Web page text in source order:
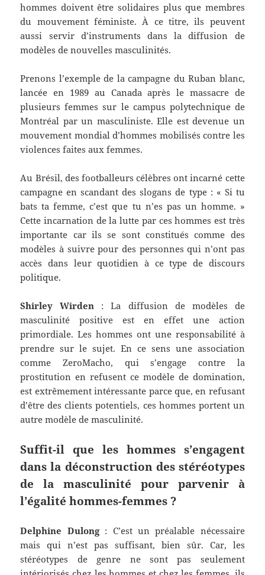
hommes doivent être solidaires plus que membres
du mouvement féministe. À ce titre, ils peuvent
aussi servir d’instruments dans la diffusion de
modèles de nouvelles masculinités.
Prenons l’exemple de la campagne du Ruban blanc,
lancée en 1989 au Canada après le massacre de
plusieurs femmes sur le campus polytechnique de
Montréal par un masculiniste. Elle est devenue un
mouvement mondial d’hommes mobilisés contre les
violences faites aux femmes.
Au Brésil, des footballeurs célèbres ont incarné cette
campagne en scandant des slogans de type : « Si tu
bats ta femme, c’est que tu n’es pas un homme. »
Cette incarnation de la lutte par ces hommes est très
importante car ils se sont constitués comme des
modèles à suivre pour des personnes qui n’ont pas
accès dans leur quotidien à ce type de discours
politique.
Shirley Wirden : La diffusion de modèles de
masculinité positive est en effet une action
primordiale. Les hommes ont une responsabilité à
prendre sur le sujet. En ce sens une association
comme ZeroMacho, qui s’engage contre la
prostitution en refusent ce modèle de domination,
est extrêmement intéressante parce que, en refusant
d’être des clients potentiels, ces hommes portent un
autre modèle de masculinité.
Suffit-il que les hommes s’engagent
dans la déconstruction des stéréotypes
de la masculinité pour parvenir à
l’égalité hommes-femmes ?
Delphine Dulong: C’est un préalable nécessaire
mais qui n’est pas suffisant, bien sûr. Car, les
stéréotypes de genre ne sont pas seulement